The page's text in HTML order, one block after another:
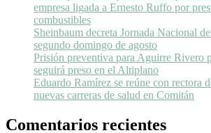
empresa ligada a Ernesto Ruffo por
combustibles
Sheinbaum decreta Jornada Nacional
segundo domingo de agosto
Prisión preventiva para Aguirre Rivero
seguirá preso en el Altiplano
Eduardo Ramírez se reúne con rectora
nuevas carreras de salud en Comitán
Comentarios recientes